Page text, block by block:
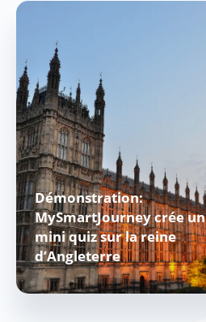
Démonstration:
MySmartJourney crée un
mini quiz sur la reine
d’Angleterre